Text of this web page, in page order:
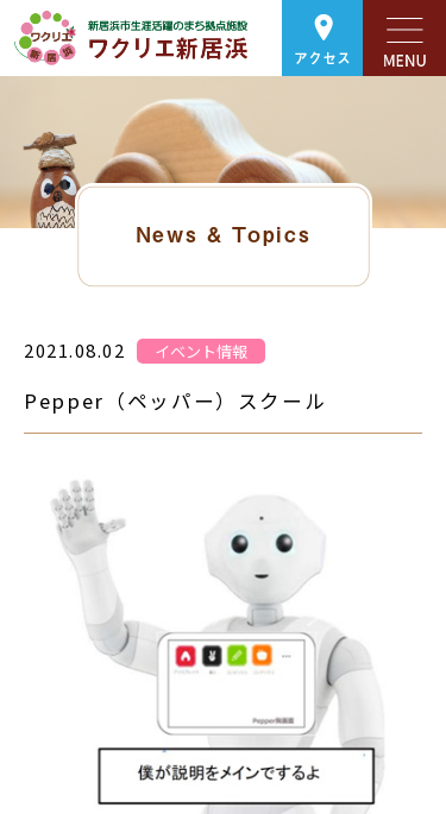
アクセス
News & Topics
2021.08.02 イベント情報
Pepper（ペッパー）スクール